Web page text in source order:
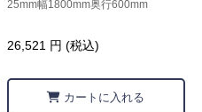
25mm幅1800mm奥行600mm
26,521 円 (税込)
カートに入れる